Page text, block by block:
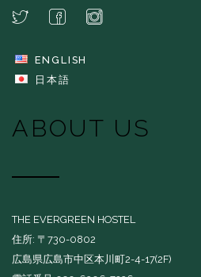
ENGLISH
日本語
ABOUT US
THE EVERGREEN HOSTEL
住所: 〒730-0802
広島県広島市中区本川町2-4-17(2F)